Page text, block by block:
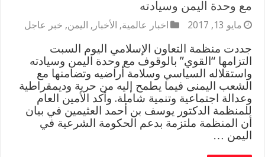
مع وحدة اليمن وسيادته
مايو 13, 2017 اخبار عالمية, الأخبار , اليمن, خبر عاجل
جددت منظمة التعاون الإسلامي اليوم السبت
التزامها “القوي” بالوقوف مع وحدة اليمن وسيادته
واستقلاله السياسي وسلامة أراضيه وتضامنها مع
الشعب اليمنى فيما يطمح إليه من حرية وديمقراطية
وعدالة اجتماعية وتنمية شاملة. وأكد الأمين العام
للمنظمة الدكتور يوسف بن أحمد العثيمين في بيان
أن المنظمة ملتزمة بدعم الحكومة الشرعية في
اليمن …